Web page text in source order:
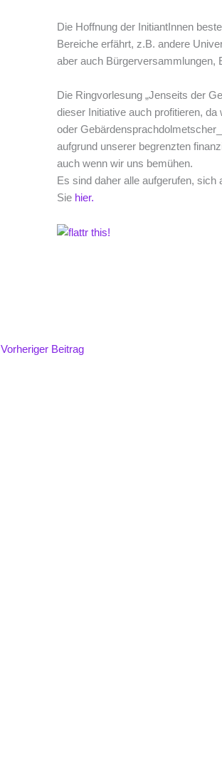
Die Hoffnung der InitiantInnen
Bereiche erfährt, z.B. andere
aber auch Bürgerversammlungen,
Die Ringvorlesung „Jenseits der
dieser Initiative auch profitieren,
oder
aufgrund unserer begrenzten
auch wenn wir uns bemühen.
Es sind daher alle aufgerufen, sich
Sie hier.
Vorheriger Beitrag